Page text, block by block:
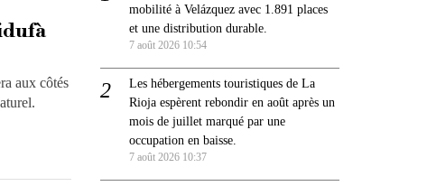
aux côtés
mobilité à Velázquez avec 1.891 places
et une distribution durable.
7 août 2026 10:54
Les hébergements touristiques de La
Rioja espèrent rebondir en août après un
mois de juillet marqué par une
occupation en baisse.
7 août 2026 10:37